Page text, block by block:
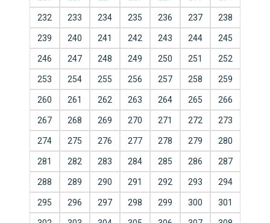
232 233 234 235 236 237 238
239 240 241 242 243 244 245
246 247 248 249 250 251 252
253 254 255 256 257 258 259
260 261 262 263 264 265 266
267 268 269 270 271 272 273
274 275 276 277 278 279 280
281 282 283 284 285 286 287
288 289 290 291 292 293 294
295 296 297 298 299 300 301